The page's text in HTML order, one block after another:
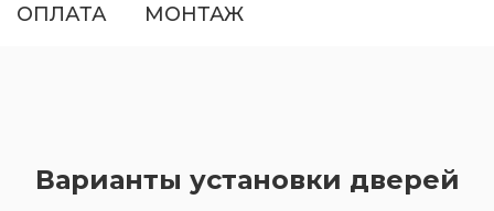
ОПЛАТА МОНТАЖ
Варианты установки дверей